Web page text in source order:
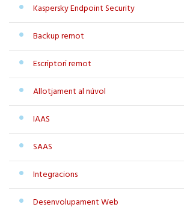
Kaspersky Endpoint Security
Backup remot
Escriptori remot
Allotjament al núvol
IAAS
SAAS
Integracions
Desenvolupament Web